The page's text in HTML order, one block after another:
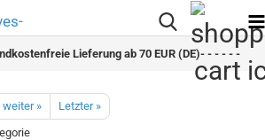
Lieferung ab 70 EUR (DE)- - - - - - - -
weiter »
Letzter »